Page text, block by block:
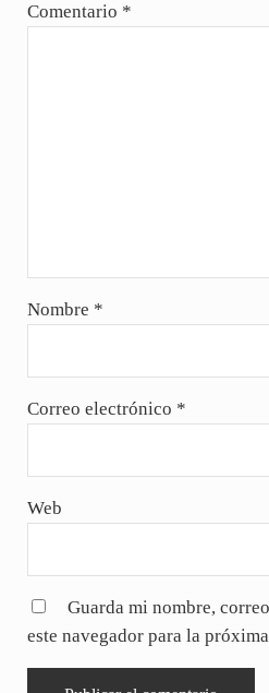
Comentario *
Nombre *
Correo electrónico *
Web
Guarda mi nombre,
este navegador para la